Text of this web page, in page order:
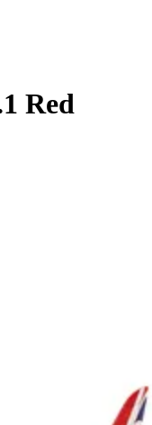
Red